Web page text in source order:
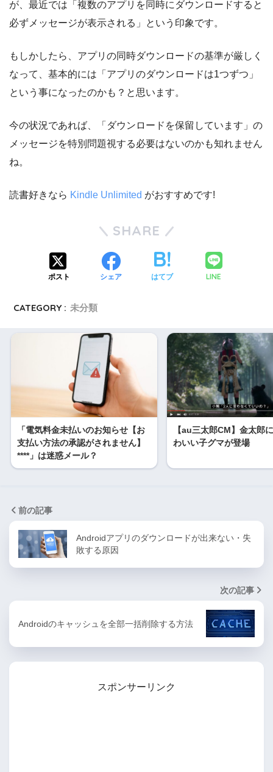
が、最近では「複数のアプリを同時にダウンロードすると
必ずメッセージが表示される」という印象です。
もしかしたら、アプリの同時ダウンロードの基準が厳しく
なって、基本的には「アプリのダウンロードは1つずつ」
という事になったのかも？と思います。
今の状況であれば、「ダウンロードを保留しています」の
メッセージを特別問題視する必要はないのかも知れません
ね。
読書好きなら Kindle Unlimited がおすすめです!
SHARE
ポスト シェア はてブ LINE
CATEGORY : 未分類
「電気料金未払いのお知らせ【お
支払い方法の承認がされません】
****」は迷惑メール？
【au三太郎CM】金太郎
わいい子グマが登場
前の記事
Androidアプリのダウンロードが出来ない・失
敗する原因
次の記事
Androidのキャッシュを全部一括削除する方法
スポンサーリンク